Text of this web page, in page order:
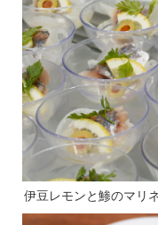
伊豆レモンと鯵のマリ